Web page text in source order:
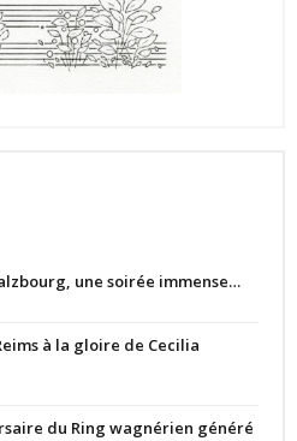
une soirée immense…
à la gloire de Cecilia
du Ring wagnérien généré